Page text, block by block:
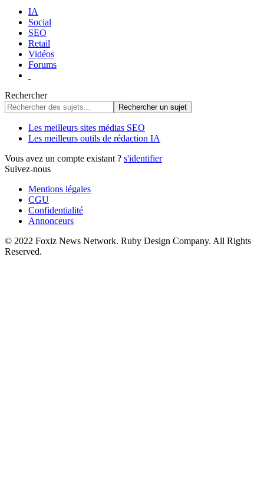
IA
Social
SEO
Retail
Vidéos
Forums
Rechercher
Les meilleurs sites médias SEO
Les meilleurs outils de rédaction IA
Vous avez un compte existant ? s'identifier
Suivez-nous
Mentions légales
CGU
Confidentialité
Annonceurs
© 2022 Foxiz News Network. Ruby Design Company. All Rights
Reserved.